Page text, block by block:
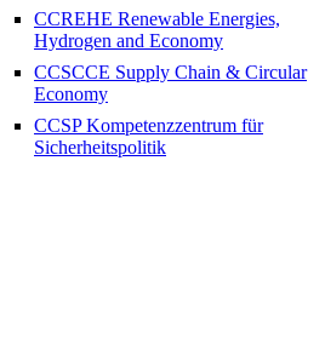
CCREHE Renewable Energies,
Hydrogen and Economy
CCSCCE Supply Chain & Circular
Economy
CCSP Kompetenzzentrum für
Sicherheitspolitik